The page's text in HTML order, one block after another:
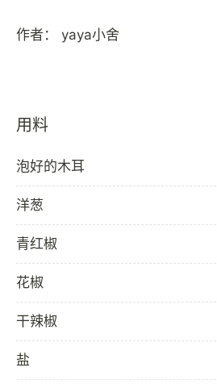
作者： yaya小舍
用料
泡好的木耳
洋葱
青红椒
花椒
干辣椒
盐